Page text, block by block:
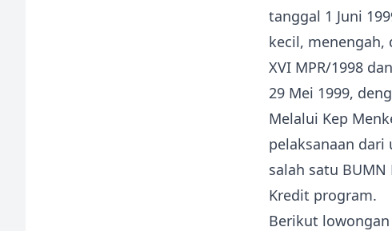
tanggal 1 Juni
kecil, menengah,
XVI MPR/1998
29 Mei 1999,
Melalui Kep
pelaksanaan
salah satu
Kredit program.
Berikut lowongan